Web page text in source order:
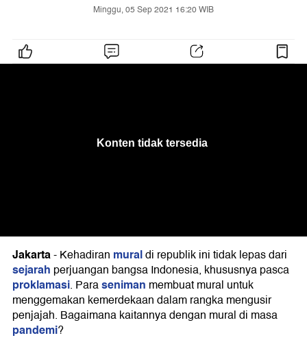
Minggu, 05 Sep 2021 16:20 WIB
Jakarta-Kehadiran muraldi republik ini tidak lepas dari
sejarah perjuangan bangsa Indonesia, khususnya pasca
proklamasi. Paraseniman membuat mural untuk
menggemakan kemerdekaan dalam rangka mengusir
penjajah. Bagaimana kaitannya dengan mural di masa
pandemi?